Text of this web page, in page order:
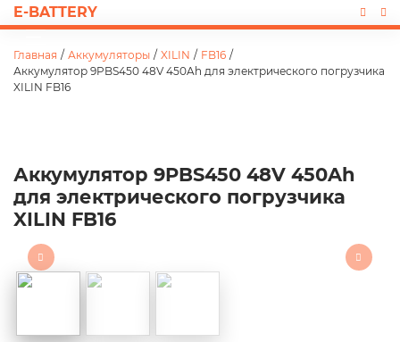
E-BATTERY
Главная / Аккумуляторы / XILIN / FB16 /
Аккумулятор 9PBS450 48V 450Ah для электрического погрузчика
XILIN FB16
Аккумулятор 9PBS450 48V 450Ah
для электрического погрузчика
XILIN FB16